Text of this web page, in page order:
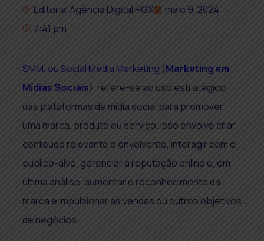
Editorial Agência Digital HGX
maio 9, 2024
7:41 pm
SMM, ou Social Media Marketing (Marketing em
Mídias Sociais), refere-se ao uso estratégico
das plataformas de mídia social para promover
uma marca, produto ou serviço. Isso envolve criar
conteúdo relevante e envolvente, interagir com o
público-alvo, gerenciar a reputação online e, em
última análise, aumentar o reconhecimento da
marca e impulsionar as vendas ou outros objetivos
de negócios.